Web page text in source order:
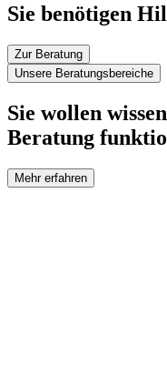
Sie benötigen
Zur Beratung
Unsere Beratungsbereiche
Sie wollen
Beratung
Mehr erfahren